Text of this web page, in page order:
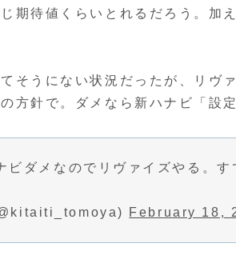
期待値くらいとれるだろう。加
そうにない状況だったが、リ
方針で。ダメなら新ハナビ「設
ビダメなのでリヴァイズやる。
February 18,